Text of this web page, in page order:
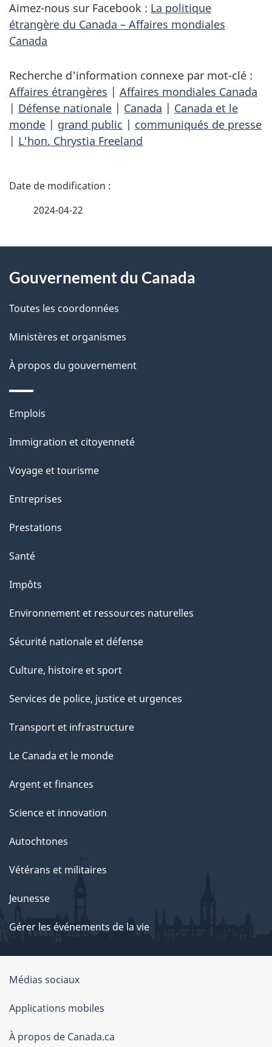
Aimez-nous sur Facebook : La politique
étrangère du Canada – Affaires mondiales
Canada
Recherche d'information connexe par mot-clé :
Affaires étrangères | Affaires mondiales Canada
| Défense nationale | Canada | Canada et le
monde | grand public | communiqués de presse
| L'hon. Chrystia Freeland
D
i
l
s
d
e
l
a
p
a
g
e
2024-04-22
propos
de
ce
site
Gouvernement du Canada
Toutes les coordonnées
Ministères et organismes
À propos du gouvernement
Thèmes
sujets
Emplois
Immigration et citoyenneté
Voyage et tourisme
Entreprises
Prestations
Santé
Impôts
Environnement et ressources naturelles
Sécurité nationale et défense
Culture, histoire et sport
Services de police, justice et urgences
Transport et infrastructure
Le Canada et le monde
Argent et finances
Science et innovation
Autochtones
Vétérans et militaires
Jeunesse
Gérer les événements de la vie
Organisation
du
gouvernement
du
Médias sociaux
Applications mobiles
À propos de Canada.ca